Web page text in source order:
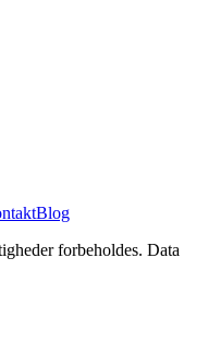
Blog
forbeholdes. Data